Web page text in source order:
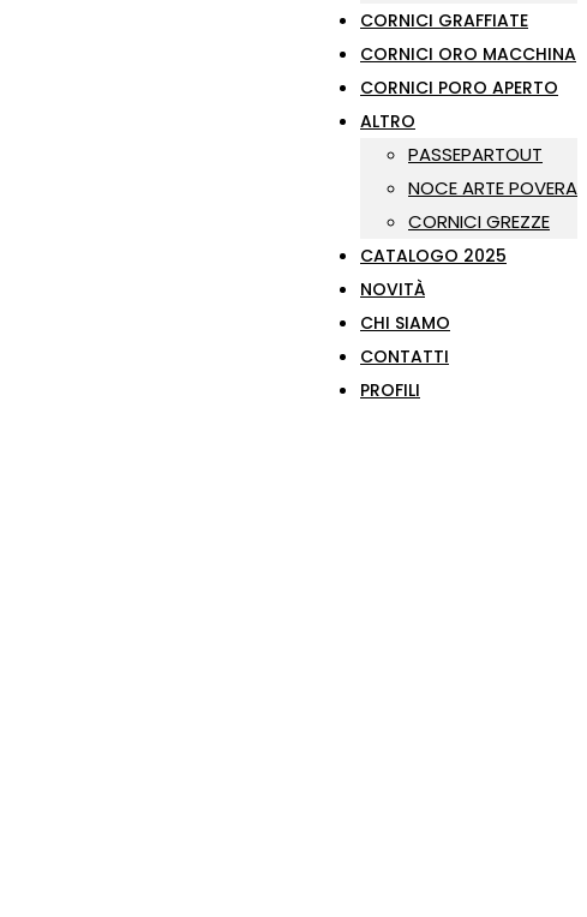
CORNICI GRAFFIATE
CORNICI ORO MACCHINA
CORNICI PORO APERTO
ALTRO
PASSEPARTOUT
NOCE ARTE POVERA
CORNICI GREZZE
CATALOGO 2025
NOVITÀ
CHI SIAMO
CONTATTI
PROFILI